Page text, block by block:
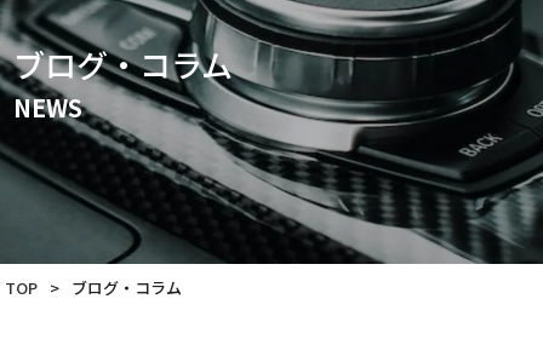
ブログ・コラム
NEWS
TOP > ブログ・コラム